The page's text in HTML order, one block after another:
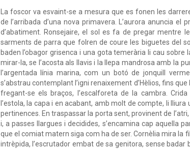
La foscor va esvaint-se a mesura que es fonen les
de l’arribada d’una nova primavera. L’aurora anuncia
d’abatiment. Ronsejaire, el sol es fa de pregar mentre
sarments de parra que folren de coure les biguetes del
baden l’obagor grisenca i una gota temerària li cau
mirar-la, se l’acosta als llavis i la llepa mandrosa amb la
l’argentada línia marina, com un botó de jonquill
s’abstrau contemplant l’igni renaixement d’Hèlios, fins
fregant-se els braços, l’escalforeta de la cambra.
l’estola, la capa i en acabant, amb molt de compte, li lliura
pertinences. En traspassar la porta sent, provinent de
i, a passes llargues i decidides, s’encamina cap aquella
que el comiat matern siga com ha de ser. Cornèlia mira la
intrèpida, l’escrutador embat de sa genitora, sense